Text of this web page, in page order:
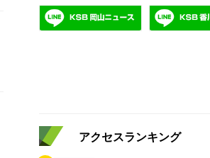
アクセスランキング